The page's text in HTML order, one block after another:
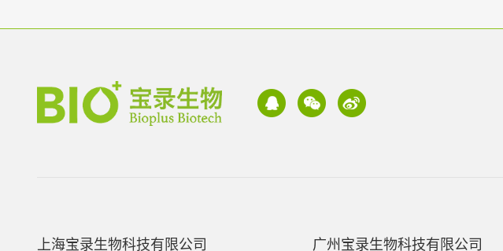
上海宝录生物科技有限公司 广州宝录生物科技有限公司